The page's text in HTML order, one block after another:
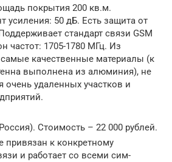
покрытия 200 кв.м.
усиления: 50 дБ. Есть защита от
стандарт связи GSM
частот: 1705-1780 МГц. Из
качественные материалы (к
выполнена из алюминия), не
очень удаленных участков и
Стоимость – 22 000 рублей.
привязан к конкретному
и работает со всеми сим-